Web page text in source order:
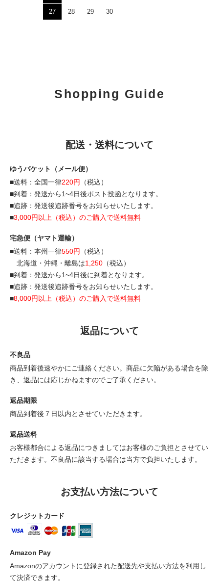
27 28 29 30
Shopping Guide
配送・送料について
ゆうパケット（メール便）
■送料：全国一律220円
（税込）
■到着：発送から1~4日後ポスト投函となります。
■追跡：発送後追跡番号をお知らせいたします。
■3,000円以上（税込）のご購入で送料無料
宅急便（ヤマト運輸）
■送料：本州一律550円
（税込）
北海道・沖縄・離島は1,250 （税込）
■到着：発送から1~4日後に到着となります。
■追跡：発送後追跡番号をお知らせいたします。
■8,000円以上（税込）のご購入で送料無料
返品について
不良品
商品到着後速やかにご連絡ください。商品に欠陥がある場合を除
き、返品には応じかねますのでご了承ください。
返品期限
商品到着後７日以内とさせていただきます。
返品送料
お客様都合による返品につきましてはお客様のご負担とさせてい
ただきます。不良品に該当する場合は当方で負担いたします。
お支払い方法について
クレジットカード
Amazon Pay
Amazonのアカウントに登録された配送先や支払い方法を利用し
て決済できます。